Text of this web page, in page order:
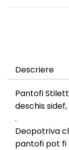
Descriere
Pantofi
deschis
.
Deopotriva
pantofi pot fi